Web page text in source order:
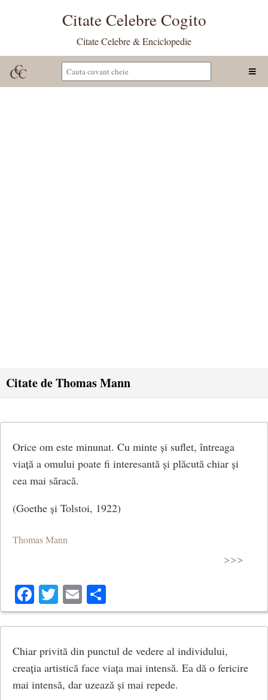
Citate Celebre Cogito
Citate Celebre & Enciclopedie
Citate de Thomas Mann
Orice om este minunat. Cu minte și suflet, întreaga
viață a omului poate fi interesantă și plăcută chiar și
cea mai săracă.
(Goethe și Tolstoi, 1922)
Thomas Mann
>>>
Facebook
Twitter
Email
Chiar privită din punctul de vedere al individului,
creația artistică face viața mai intensă. Ea dă o fericire
mai intensă, dar uzează și mai repede.